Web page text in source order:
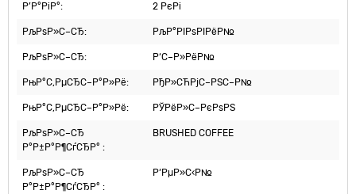
Р’Р°РіР°: 2 РєРі
РљРѕР»С–СЂ: РљР°РІРѕРІРёР№
РљРѕР»С–СЂ: Р‘С–Р»РёР№
РњР°С‚РµСЂС–Р°Р»Рё: РђР»СЋРјС–РЅС–Р№
РњР°С‚РµСЂС–Р°Р»Рё: РЎРёР»С–РєРѕРЅ
РљРѕР»С–СЂ
Р°Р±Р°Р¶СѓСЂР° :
BRUSHED COFFEE
РљРѕР»С–СЂ
Р°Р±Р°Р¶СѓСЂР° :
Р‘РµР»С‹Р№